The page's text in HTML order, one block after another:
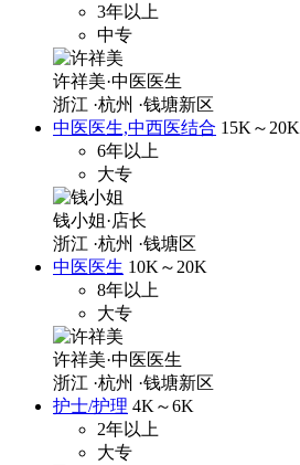
3年以上
中专
许祥美·中医医生
浙江 ·杭州 ·钱塘新区
中医医生,中西医结合 15K～20K
6年以上
大专
钱小姐·店长
浙江 ·杭州 ·钱塘区
中医医生 10K～20K
8年以上
大专
许祥美·中医医生
浙江 ·杭州 ·钱塘新区
护士/护理 4K～6K
2年以上
大专